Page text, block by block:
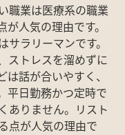
職業は医療系の職業
人気の理由です。
ラリーマンです。
ストレスを溜めずに
話が合いやすく、
平日勤務かつ定時で
ありません。リスト
点が人気の理由で